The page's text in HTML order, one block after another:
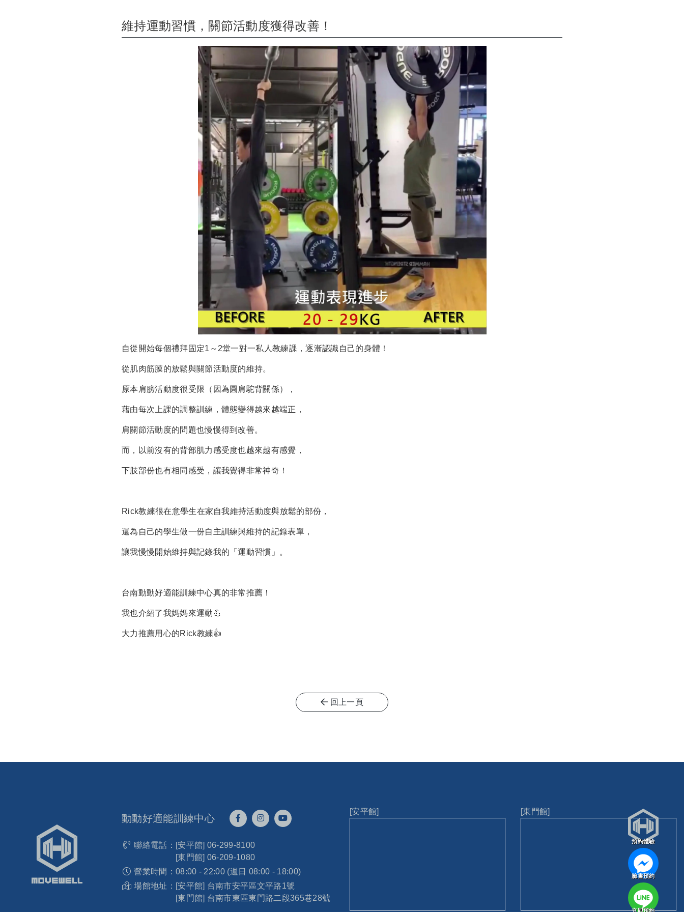
維持運動習慣，關節活動度獲得改善！
自從開始每個禮拜固定1～2堂一對一私人教練課，逐漸認識自己的身體！
從肌肉筋膜的放鬆與關節活動度的維持。
原本肩膀活動度很受限（因為圓肩駝背關係），
藉由每次上課的調整訓練，體態變得越來越端正，
肩關節活動度的問題也慢慢得到改善。
而，以前沒有的背部肌力感受度也越來越有感覺，
下肢部份也有相同感受，讓我覺得非常神奇！
Rick教練很在意學生在家自我維持活動度與放鬆的部份，
還為自己的學生做一份自主訓練與維持的記錄表單，
讓我慢慢開始維持與記錄我的「運動習慣」。
台南動動好適能訓練中心真的非常推薦！
我也介紹了我媽媽來運動💪
大力推薦用心的Rick教練👍
回上一頁
動動好適能訓練中心
聯絡電話： [安平館] 06-299-8100
[東門館] 06-209-1080
營業時間： 08:00 - 22:00 (週日 08:00 - 18:00)
場館地址： [安平館] 台南市安平區文平路1號
[東門館] 台南市東區東門路二段365巷28號
[安平館] [東門館]
預約體驗
臉書預約
立即預約